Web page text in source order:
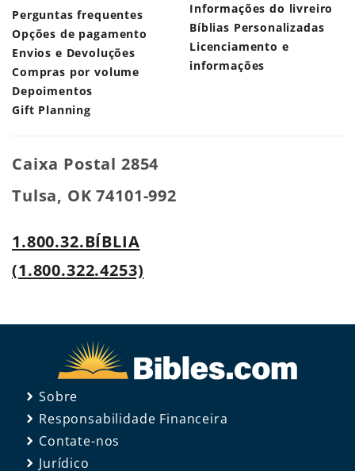
Perguntas frequentes
Opções de pagamento
Envios e Devoluções
Compras por volume
Depoimentos
Gift Planning
Informações do livreiro
Bíblias Personalizadas
Licenciamento e
informações
Caixa Postal 2854
Tulsa, OK 74101-992
1.800.32.BÍBLIA
(1.800.322.4253)
Sobre
Responsabilidade Financeira
Contate-nos
Jurídico